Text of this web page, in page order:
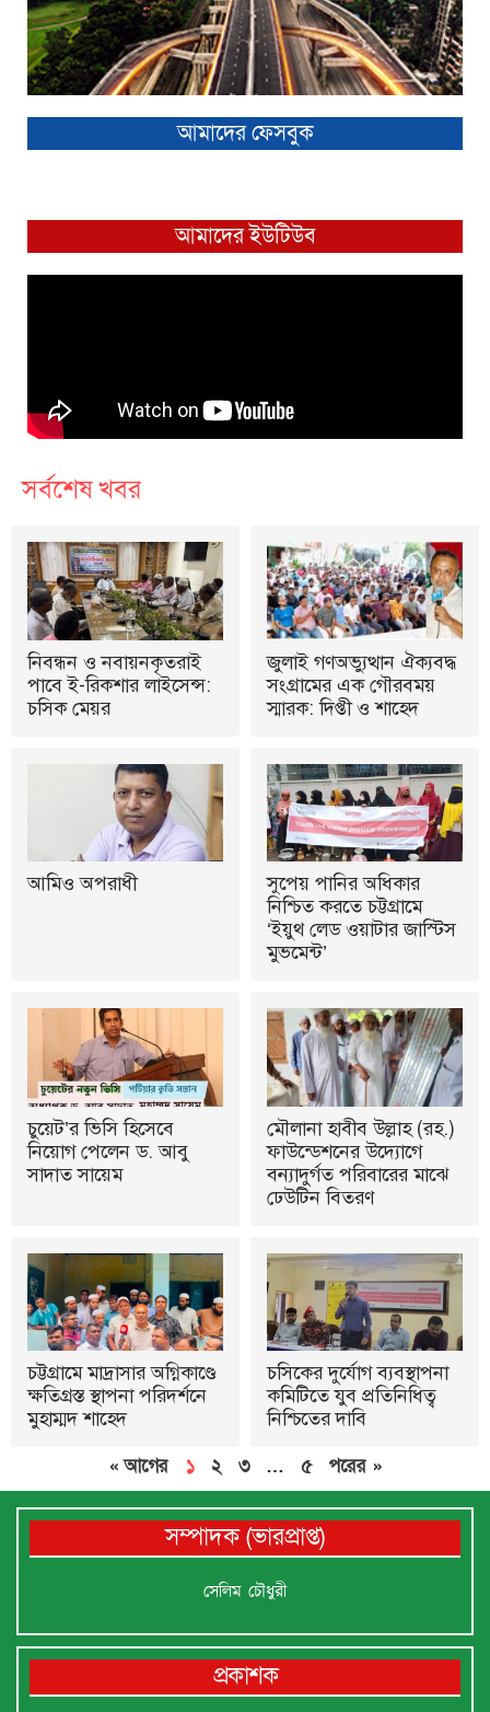
আমাদের ফেসবুক
আমাদের ইউটিউব
সর্বশেষ খবর
নিবন্ধন ও নবায়নকৃতরাই
পাবে ই-রিকশার লাইসেন্স:
চসিক মেয়র
জুলাই গণঅভ্যুত্থান ঐক্যবদ্ধ
সংগ্রামের এক গৌরবময়
স্মারক: দিপ্তী ও শাহেদ
আমিও অপরাধী
সুপেয় পানির অধিকার
নিশ্চিত করতে চট্টগ্রামে
‘ইয়ুথ লেড ওয়াটার জাস্টিস
মুভমেন্ট’
চুয়েট’র ভিসি হিসেবে
নিয়োগ পেলেন ড. আবু
সাদাত সায়েম
মৌলানা হাবীব উল্লাহ (রহ.)
ফাউন্ডেশনের উদ্যোগে
বন্যাদুর্গত পরিবারের মাঝে
ঢেউটিন বিতরণ
চট্টগ্রামে মাদ্রাসার অগ্নিকাণ্ডে
ক্ষতিগ্রস্ত স্থাপনা পরিদর্শনে
মুহাম্মদ শাহেদ
চসিকের দুর্যোগ ব্যবস্থাপনা
কমিটিতে যুব প্রতিনিধিত্ব
নিশ্চিতের দাবি
« আগের ১ ২ ৩ … ৫ পরের »
সম্পাদক (ভারপ্রাপ্ত)
সেলিম চৌধুরী
প্রকাশক